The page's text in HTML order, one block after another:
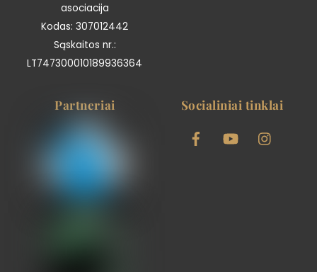
asociacija
Kodas: 307012442
Sąskaitos nr.:
LT747300010189936364
Partneriai Socialiniai tinklai